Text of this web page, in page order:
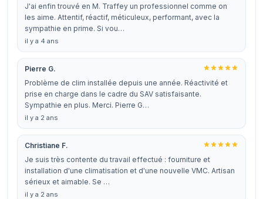
J'ai enfin trouvé en M. Traffey un professionnel comme on
les aime. Attentif, réactif, méticuleux, performant, avec la
sympathie en prime. Si vou…
il y a 4 ans
Pierre G.
Problème de clim installée depuis une année. Réactivité et
prise en charge dans le cadre du SAV satisfaisante.
Sympathie en plus. Merci. Pierre G…
il y a 2 ans
Christiane F.
Je suis très contente du travail effectué : fourniture et
installation d'une climatisation et d'une nouvelle VMC. Artisan
sérieux et aimable. Se …
il y a 2 ans